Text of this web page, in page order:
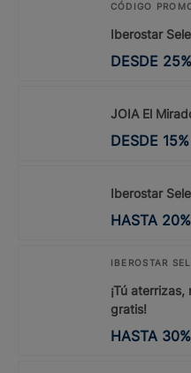
CÓDIGO
Iberostar
DESDE 25%
JOIA El
DESDE 15%
Iberostar
HASTA 20%
IBEROSTAR
¡Tú
gratis!
HASTA 30%